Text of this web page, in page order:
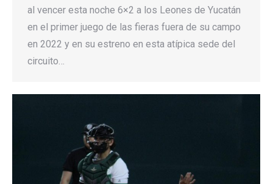
al vencer esta noche 6×2 a los Leones de Yucatán
en el primer juego de las fieras fuera de su campo
en 2022 y en su estreno en esta atípica sede del
circuito…